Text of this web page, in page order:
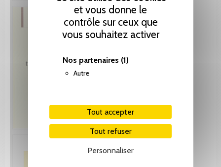
et vous donne le
contrôle sur ceux que
vous souhaitez activer
Nos partenaires (1)
Autre
Tout accepter
Tout refuser
Personnaliser